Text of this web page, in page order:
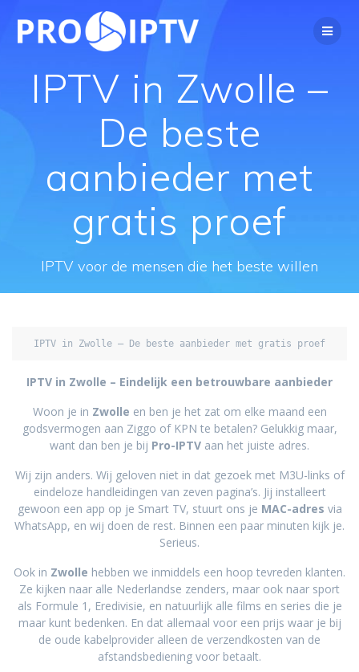
naar
de
IPTV in Zwolle –
De beste
aanbieder met
gratis proef
IPTV voor de mensen die het beste willen
IPTV in Zwolle – Eindelijk een betrouwbare aanbieder
Woon je in Zwolle en ben je het zat om elke maand een
godsvermogen aan Ziggo of KPN te betalen? Gelukkig maar,
want dan ben je bij Pro-IPTV aan het juiste adres.
Wij zijn anders. Wij geloven niet in dat gezoek met M3U-links of
eindeloze handleidingen van zeven pagina’s. Jij installeert
gewoon een app op je Smart TV, stuurt ons je MAC-adres via
WhatsApp, en wij doen de rest. Binnen een paar minuten kijk je.
Serieus.
Ook in Zwolle hebben we inmiddels een hoop tevreden klanten.
Ze kijken naar alle Nederlandse zenders, maar ook naar sport
als Formule 1, Eredivisie, en natuurlijk alle films en series die je
maar kunt bedenken. En dat allemaal voor een prijs waar je bij
de oude kabelprovider alleen de verzendkosten van de
afstandsbediening voor betaalt.